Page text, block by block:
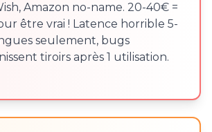
Amazon no-name. 20-40€ =
être vrai ! Latence horrible 5-
seulement, bugs
tiroirs après 1 utilisation.